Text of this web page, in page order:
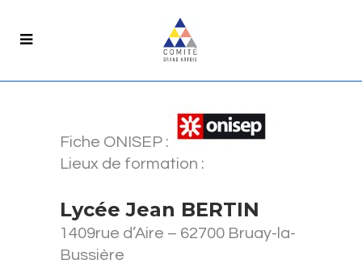
Fiche ONISEP :
Lieux de formation :
Lycée Jean BERTIN
1409rue d’Aire – 62700 Bruay-la-
Bussière